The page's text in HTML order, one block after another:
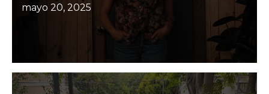
mayo 20, 2025